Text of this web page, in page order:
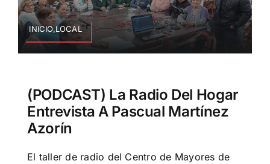
INICIO,LOCAL
(PODCAST) La Radio Del Hogar
Entrevista A Pascual Martínez
Azorín
El taller de radio del Centro de Mayores de